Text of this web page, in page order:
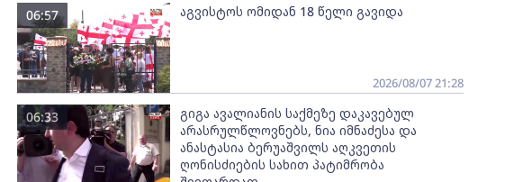
აგვისტოს ომიდან 18 წელი გავიდა
06:57
2026/08/07 21:28
გიგა ავალიანის საქმეზე დაკავებულ
არასრულწლოვნებს, ნია იმნაძესა და
ანასტასია ბერუაშვილს აღკვეთის
ღონისძიების სახით პატიმრობა
06:33